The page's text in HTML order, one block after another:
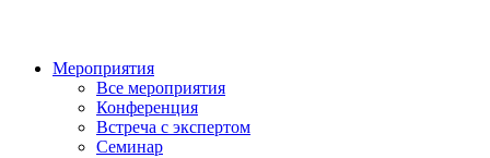
Мероприятия
Все мероприятия
Конференция
Встреча с экспертом
Семинар